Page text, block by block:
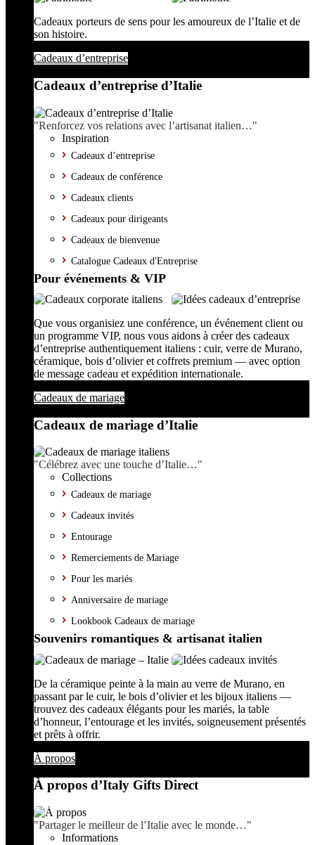
Cadeaux porteurs de sens pour les amoureux de l’Italie et de
son histoire.
Cadeaux d’entreprise
Cadeaux d’entreprise d’Italie
"Renforcez vos relations avec l’artisanat italien…"
Inspiration
Cadeaux d’entreprise
Cadeaux de conférence
Cadeaux clients
Cadeaux pour dirigeants
Cadeaux de bienvenue
Catalogue Cadeaux d'Entreprise
Pour événements & VIP
Que vous organisiez une conférence, un événement client ou
un programme VIP, nous vous aidons à créer des cadeaux
d’entreprise authentiquement italiens : cuir, verre de Murano,
céramique, bois d’olivier et coffrets premium — avec option
de message cadeau et expédition internationale.
Cadeaux de mariage
Cadeaux de mariage d’Italie
"Célébrez avec une touche d’Italie…"
Collections
Cadeaux de mariage
Cadeaux invités
Entourage
Remerciements de Mariage
Pour les mariés
Anniversaire de mariage
Lookbook Cadeaux de mariage
Souvenirs romantiques & artisanat italien
De la céramique peinte à la main au verre de Murano, en
passant par le cuir, le bois d’olivier et les bijoux italiens —
trouvez des cadeaux élégants pour les mariés, la table
d’honneur, l’entourage et les invités, soigneusement présentés
et prêts à offrir.
À propos
À propos d’Italy Gifts Direct
"Partager le meilleur de l’Italie avec le monde…"
Informations